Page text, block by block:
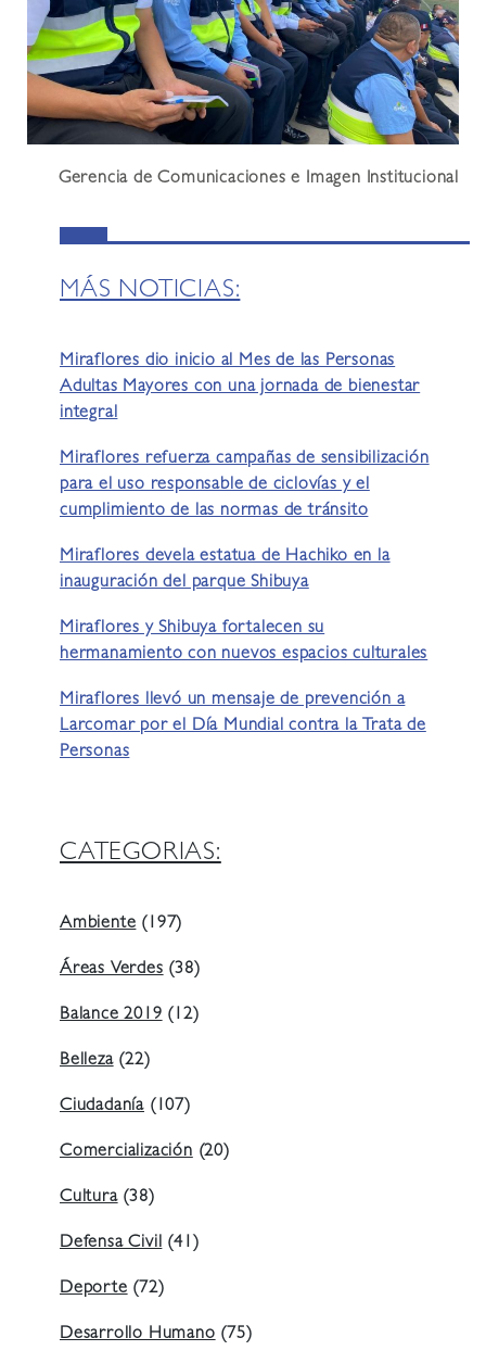
Gerencia de Comunicaciones e Imagen Institucional
MÁS NOTICIAS:
Miraflores dio inicio al Mes de las Personas
Adultas Mayores con una jornada de bienestar
integral
Miraflores refuerza campañas de sensibilización
para el uso responsable de ciclovías y el
cumplimiento de las normas de tránsito
Miraflores devela estatua de Hachiko en la
inauguración del parque Shibuya
Miraflores y Shibuya fortalecen su
hermanamiento con nuevos espacios culturales
Miraflores llevó un mensaje de prevención a
Larcomar por el Día Mundial contra la Trata de
Personas
CATEGORIAS:
Ambiente (197)
Áreas Verdes (38)
Balance 2019 (12)
Belleza(22)
Ciudadanía (107)
Comercialización (20)
Cultura(38)
Defensa Civil (41)
Deporte (72)
Desarrollo Humano (75)